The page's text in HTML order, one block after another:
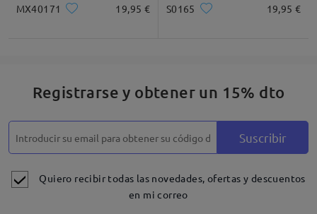
Descripción del Producto
MX40171 19,95 € S0165 19,95 €
Registrarse y obtener un 15% dto
Suscribir
Quiero recibir todas las novedades, ofertas y descuentos
en mi correo